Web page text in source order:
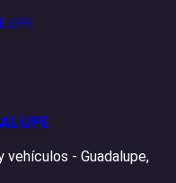
- Guadalupe,